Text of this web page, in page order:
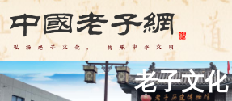
老子文化